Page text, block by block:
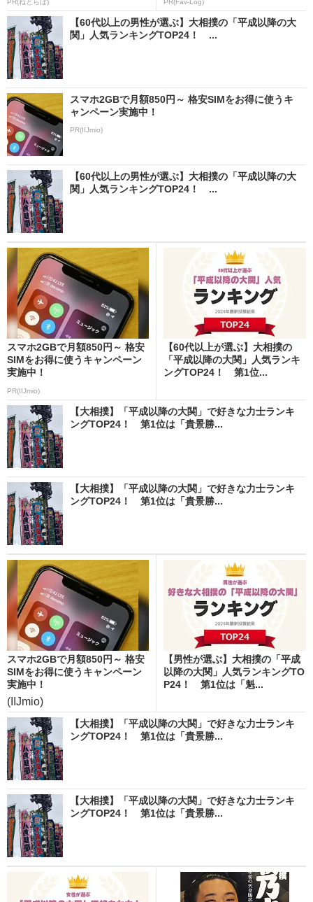
PR(ねとらぼ) PR(Fav-Log)
【60代以上の男性が選ぶ】大相撲の「平成以降の大
関」人気ランキングTOP24！ ...
スマホ2GBで月額850円～ 格安SIMをお得に使うキ
ャンペーン実施中！
PR(IIJmio)
【60代以上の男性が選ぶ】大相撲の「平成以降の大
関」人気ランキングTOP24！ ...
スマホ2GBで月額850円～ 格安
SIMをお得に使うキャンペーン
実施中！
PR(IIJmio)
【60代以上が選ぶ】大相撲の
「平成以降の大関」人気ランキ
ングTOP24！ 第1位...
【大相撲】「平成以降の大関」で好きな力士ランキ
ングTOP24！ 第1位は「貴景勝...
【大相撲】「平成以降の大関」で好きな力士ランキ
ングTOP24！ 第1位は「貴景勝...
スマホ2GBで月額850円～ 格安
SIMをお得に使うキャンペーン
実施中！
(IIJmio)
【男性が選ぶ】大相撲の「平成
以降の大関」人気ランキングTO
P24！ 第1位は「魁...
【大相撲】「平成以降の大関」で好きな力士ランキ
ングTOP24！ 第1位は「貴景勝...
【大相撲】「平成以降の大関」で好きな力士ランキ
ングTOP24！ 第1位は「貴景勝...